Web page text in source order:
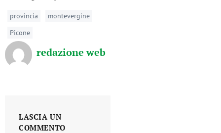
provincia
montevergine
Picone
redazione web
LASCIA UN
COMMENTO